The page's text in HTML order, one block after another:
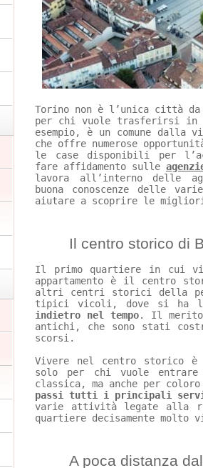
Torino non è l’unica città
per chi vuole trasferirsi in
esempio, è un comune
che offre numerose
le case disponibili per
fare affidamento sulle
lavora all’interno delle
buona conoscenze delle
aiutare a scoprire le
Il centro storico di
Il primo quartiere in cui vi
appartamento è il centro
altri centri storici della
tipici vicoli, dove si ha
indietro nel tempo. Il
antichi, che sono stati
scorsi.
Vivere nel centro storico è
solo per chi vuole
classica, ma anche per
passi tutti i principali
varie attività legate alla
quartiere decisamente molto
A poca distanza